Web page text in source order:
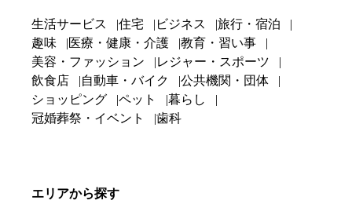
生活サービス 住宅 ビジネス
旅行・宿泊
趣味
医療・健康・介護
教育・習い事
美容・ファッション
レジャー・スポーツ
飲食店
自動車・バイク
公共機関・団体
ショッピング
ペット
暮らし
冠婚葬祭・イベント
歯科
エリアから探す